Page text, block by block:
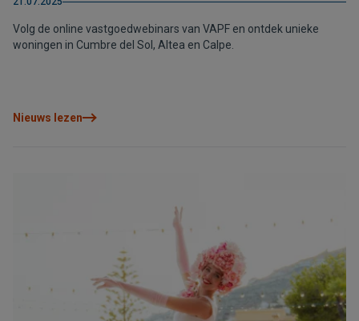
Volg de online vastgoedwebinars van VAPF en ontdek unieke
woningen in Cumbre del Sol, Altea en Calpe.
Nieuws lezen